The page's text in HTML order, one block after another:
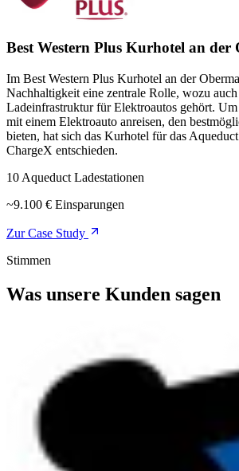
Best Western Plus Kurhotel an der
Im Best Western Plus Kurhotel an der
Nachhaltigkeit eine zentrale Rolle, wozu auch
Ladeinfrastruktur für Elektroautos gehört. Um
mit einem Elektroauto anreisen, den
bieten, hat sich das Kurhotel für das
ChargeX entschieden.
10 Aqueduct Ladestationen
~9.100 € Einsparungen
Zur Case Study
Stimmen
Was unsere Kunden sagen